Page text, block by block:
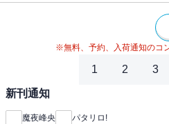
※無料、予約、入荷通知のコ
1 2 3
新刊通知
魔夜峰央 パタリロ!